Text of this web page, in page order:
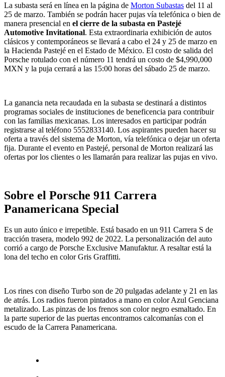
La subasta será en línea en la página de Morton Subastas del 11 al
25 de marzo. También se podrán hacer pujas vía telefónica o bien de
manera presencial en el cierre de la subasta en Pastejé
Automotive Invitational. Esta extraordinaria exhibición de autos
clásicos y contemporáneos se llevará a cabo el 24 y 25 de marzo en
la Hacienda Pastejé en el Estado de México. El costo de salida del
Porsche rotulado con el número 11 tendrá un costo de $4,990,000
MXN y la puja cerrará a las 15:00 horas del sábado 25 de marzo.
La ganancia neta recaudada en la subasta se destinará a distintos
programas sociales de instituciones de beneficencia para contribuir
con las familias mexicanas. Los interesados en participar podrán
registrarse al teléfono 5552833140. Los aspirantes pueden hacer su
oferta a través del sistema de Morton, vía telefónica o dejar un oferta
fija. Durante el evento en Pastejé, personal de Morton realizará las
ofertas por los clientes o les llamarán para realizar las pujas en vivo.
Sobre el Porsche 911 Carrera
Panamericana Special
Es un auto único e irrepetible. Está basado en un 911 Carrera S de
tracción trasera, modelo 992 de 2022. La personalización del auto
corrió a cargo de Porsche Exclusive Manufaktur. A resaltar está la
lona del techo en color Gris Graffitti.
Los rines con diseño Turbo son de 20 pulgadas adelante y 21 en las
de atrás. Los radios fueron pintados a mano en color Azul Genciana
metalizado. Las pinzas de los frenos son color negro esmaltado. En
la parte superior de las puertas encontramos calcomanías con el
escudo de la Carrera Panamericana.